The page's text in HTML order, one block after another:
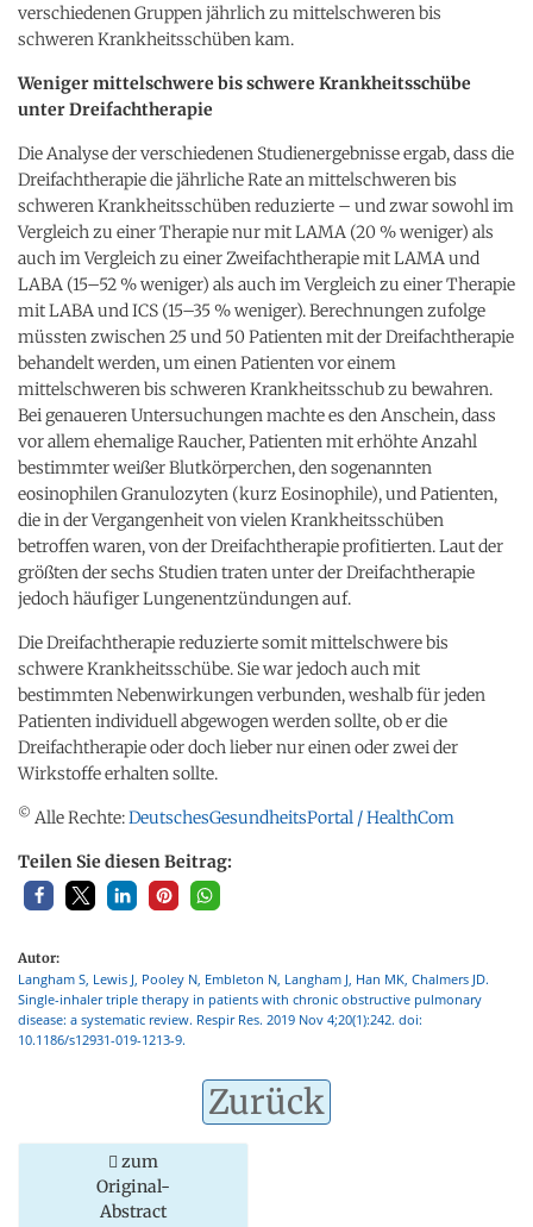
verschiedenen Gruppen jährlich zu mittelschweren bis
schweren Krankheitsschüben kam.
Weniger mittelschwere bis schwere Krankheitsschübe
unter Dreifachtherapie
Die Analyse der verschiedenen Studienergebnisse ergab, dass die
Dreifachtherapie die jährliche Rate an mittelschweren bis
schweren Krankheitsschüben reduzierte – und zwar sowohl im
Vergleich zu einer Therapie nur mit LAMA (20 % weniger) als
auch im Vergleich zu einer Zweifachtherapie mit LAMA und
LABA (15–52 % weniger) als auch im Vergleich zu einer Therapie
mit LABA und ICS (15–35 % weniger). Berechnungen zufolge
müssten zwischen 25 und 50 Patienten mit der Dreifachtherapie
behandelt werden, um einen Patienten vor einem
mittelschweren bis schweren Krankheitsschub zu bewahren.
Bei genaueren Untersuchungen machte es den Anschein, dass
vor allem ehemalige Raucher, Patienten mit erhöhte Anzahl
bestimmter weißer Blutkörperchen, den sogenannten
eosinophilen Granulozyten (kurz Eosinophile), und Patienten,
die in der Vergangenheit von vielen Krankheitsschüben
betroffen waren, von der Dreifachtherapie profitierten. Laut der
größten der sechs Studien traten unter der Dreifachtherapie
jedoch häufiger Lungenentzündungen auf.
Die Dreifachtherapie reduzierte somit mittelschwere bis
schwere Krankheitsschübe. Sie war jedoch auch mit
bestimmten Nebenwirkungen verbunden, weshalb für jeden
Patienten individuell abgewogen werden sollte, ob er die
Dreifachtherapie oder doch lieber nur einen oder zwei der
Wirkstoffe erhalten sollte.
© Alle Rechte:DeutschesGesundheitsPortal / HealthCom
Teilen Sie diesen Beitrag:
Autor:
Langham S, Lewis J, Pooley N, Embleton N, Langham J, Han MK, Chalmers JD.
Single-inhaler triple therapy in patients with chronic obstructive pulmonary
disease: a systematic review. Respir Res. 2019 Nov 4;20(1):242. doi:
10.1186/s12931-019-1213-9.
Zurück
zum
Original-
Abstract